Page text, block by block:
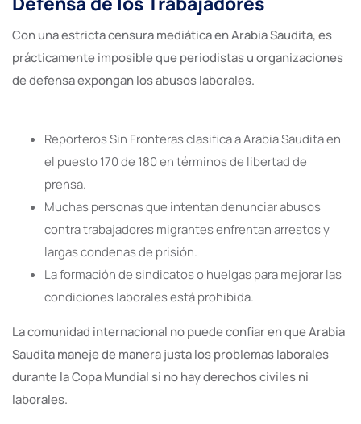
Con una estricta censura mediática en Arabia Saudita, es
prácticamente imposible que periodistas u organizaciones
de defensa expongan los abusos laborales.
Reporteros Sin Fronteras clasifica a Arabia Saudita en
el puesto 170 de 180 en términos de libertad de
prensa.
Muchas personas que intentan denunciar abusos
contra trabajadores migrantes enfrentan arrestos y
largas condenas de prisión.
La formación de sindicatos o huelgas para mejorar las
condiciones laborales está prohibida.
La comunidad internacional no puede confiar en que Arabia
Saudita maneje de manera justa los problemas laborales
durante la Copa Mundial si no hay derechos civiles ni
laborales.